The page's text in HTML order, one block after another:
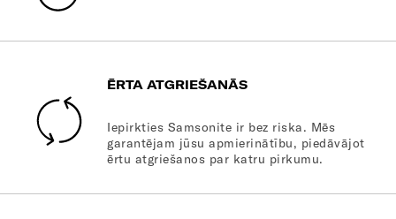
ĒRTA ATGRIEŠANĀS
Iepirkties Samsonite ir bez riska. Mēs
garantējam jūsu apmierinātību, piedāvājot
ērtu atgriešanos par katru pirkumu.